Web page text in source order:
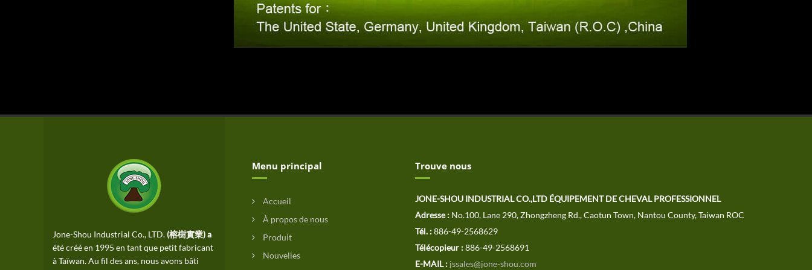
Jone-Shou Industrial Co., LTD. (榕樹實業) a
été créé en 1995 en tant que petit fabricant
à Taïwan. Au fil des ans, nous avons bâti
Menu principal
Accueil
À propos de nous
Produit
Nouvelles
Trouve nous
JONE-SHOU INDUSTRIAL CO.,LTD ÉQUIPEMENT DE CHEVAL PROFESSIONNEL
Adresse : No.100, Lane 290, Zhongzheng Rd., Caotun Town, Nantou County, Taiwan ROC
Tél. :886-49-2568629
Télécopieur :886-49-2568691
E-MAIL : jssales@jone-shou.com